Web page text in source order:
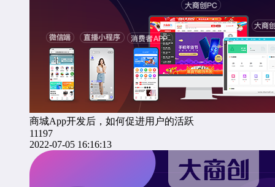
商城App开发后，如何促进用户的活跃
11197
2022-07-05 16:16:13